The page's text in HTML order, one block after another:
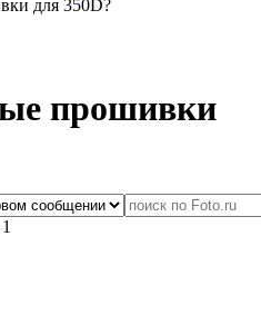
для 350D?
прошивки